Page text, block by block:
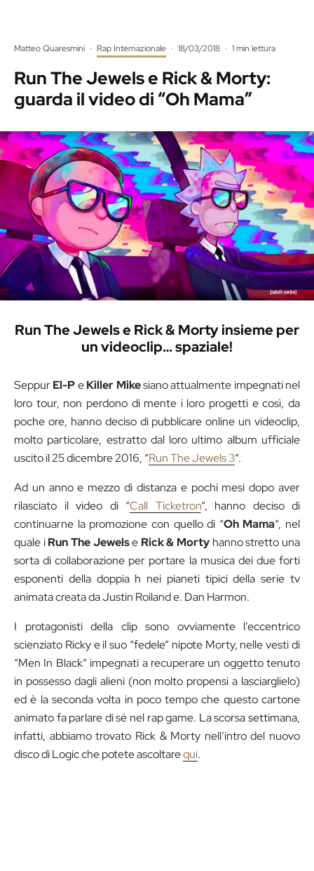
Matteo Quaresmini · Rap Internazionale · 18/03/2018 · 1 min lettura
Run The Jewels e Rick & Morty:
guarda il video di “Oh Mama”
Run The Jewels e Rick & Morty insieme per
un videoclip… spaziale!
SeppurEl-PeKiller Mikesiano attualmente impegnati nel
loro tour, non perdono di mente i loro progetti e così, da
poche ore, hanno deciso di pubblicare online un videoclip,
molto particolare, estratto dal loro ultimo album ufficiale
uscito il 25 dicembre 2016, “Run The Jewels 3“.
Ad un anno e mezzo di distanza e pochi mesi dopo aver
rilasciato il video di “Call Ticketron“, hanno deciso di
continuarne la promozione con quello di “Oh Mama“, nel
quale iRun The Jewelse Rick & Morty hanno stretto una
sorta di collaborazione per portare la musica dei due forti
esponenti della doppia h nei pianeti tipici della serie tv
animata creata da Justin Roiland e. Dan Harmon.
I protagonisti della clip sono ovviamente l’eccentrico
scienziato Ricky e il suo “fedele” nipote Morty, nelle vesti di
“Men In Black” impegnati a recuperare un oggetto tenuto
in possesso dagli alieni (non molto propensi a lasciarglielo)
ed è la seconda volta in poco tempo che questo cartone
animato fa parlare di sé nel rap game. La scorsa settimana,
infatti, abbiamo trovato Rick & Morty nell’intro del nuovo
disco di Logic che potete ascoltarequi.